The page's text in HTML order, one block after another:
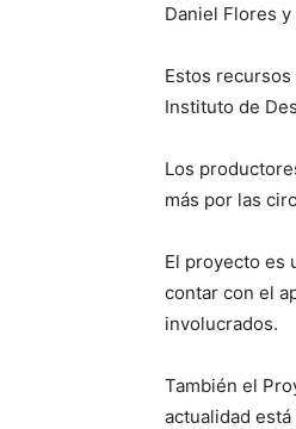
Daniel Flores y
Estos
Instituto de
Los
más por las
El proyecto es
contar con el
involucrados.
También el
actualidad